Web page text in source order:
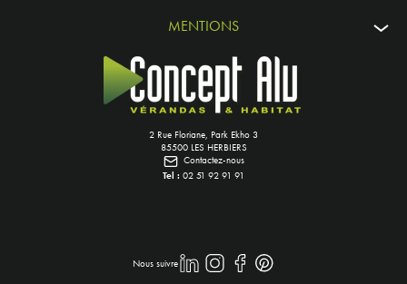
MENTIONS
2 Rue Floriane, Park Ekho 3
85500 LES HERBIERS
Contactez-nous
Tel : 02 51 92 91 91
Nous suivre